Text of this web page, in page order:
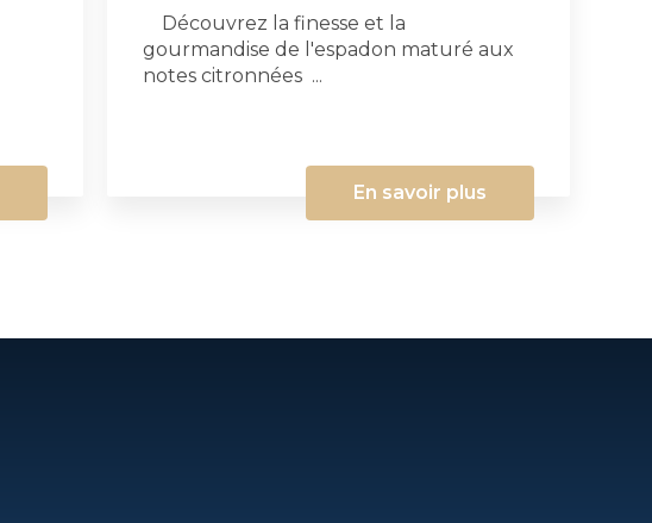
Découvrez la finesse et la
gourmandise de l'espadon maturé aux
notes citronnées ...
En savoir plus